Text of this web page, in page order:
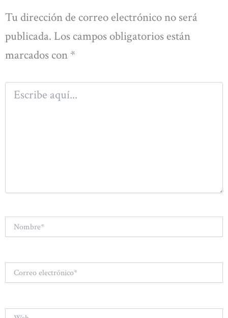
Tu dirección de correo electrónico no será
publicada. Los campos obligatorios están
marcados con *
Escribe
aquí...
electrónico*
Web